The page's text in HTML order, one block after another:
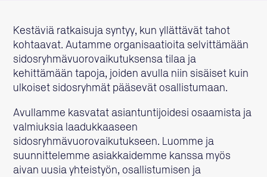
Kestäviä ratkaisuja syntyy, kun yllättävät tahot
kohtaavat. Autamme organisaatioita selvittämään
sidosryhmävuorovaikutuksensa tilaa ja
kehittämään tapoja, joiden avulla niin sisäiset kuin
ulkoiset sidosryhmät pääsevät osallistumaan.
Avullamme kasvatat asiantuntijoidesi osaamista ja
valmiuksia laadukkaaseen
sidosryhmävuorovaikutukseen. Luomme ja
suunnittelemme asiakkaidemme kanssa myös
aivan uusia yhteistyön, osallistumisen ja